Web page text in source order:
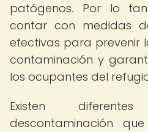
patógenos. Por lo
contar con medidas
efectivas para prevenir
contaminación y
los ocupantes del
Existen
descontaminación